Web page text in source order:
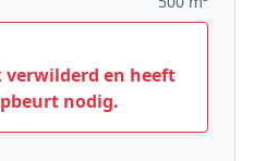
en heeft
nodig.